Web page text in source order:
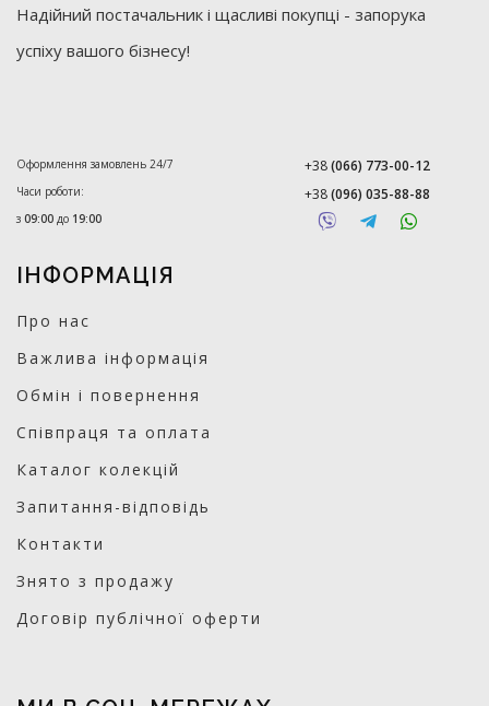
Надійний постачальник і щасливі покупці - запорука
успіху вашого бізнесу!
Оформлення замовлень 24/7
Часи роботи:
з 09:00 до 19:00
+38(066) 773-00-12
+38(096) 035-88-88
ІНФОРМАЦІЯ
Про нас
Важлива інформація
Обмін і повернення
Співпраця та оплата
Каталог колекцій
Запитання-відповідь
Контакти
Знято з продажу
Договір публічної оферти